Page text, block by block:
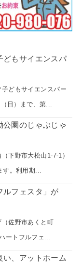
どもサイエンスパ
どもサイエンスパー
日）まで、第...
公園のじゃぶじゃ
下野市大松山1-7-1）
す。利用期...
ルフェスタ」が
佐野市あくと町
ートフルフェ...
い、アットホーム